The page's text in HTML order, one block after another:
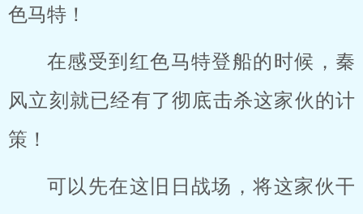
色马特！
在感受到红色马特登船的时候，秦
风立刻就已经有了彻底击杀这家伙的计
策！
可以先在这旧日战场，将这家伙干